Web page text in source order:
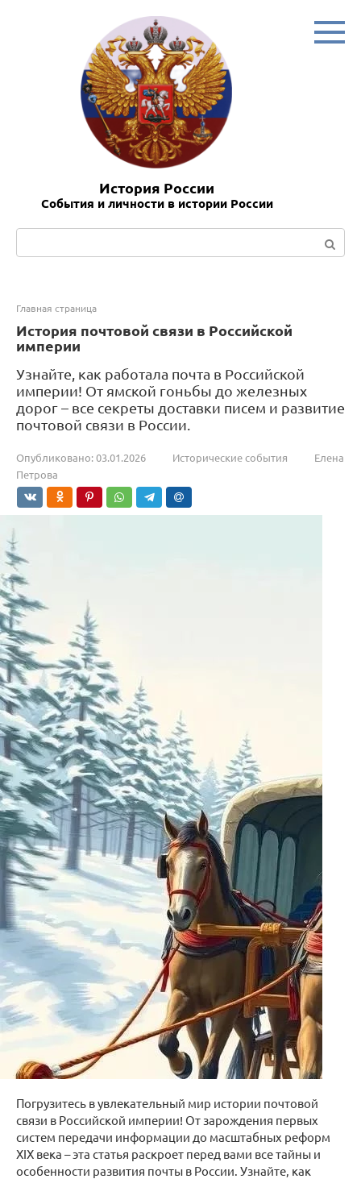
История России
События и личности в истории России
Поиск:
Главная страница
История почтовой связи в Российской
империи
Узнайте, как работала почта в Российской
империи! От ямской гоньбы до железных
дорог – все секреты доставки писем и развитие
почтовой связи в России.
Опубликовано:03.01.2026 Исторические события
Елена
Петрова
Погрузитесь в увлекательный мир истории почтовой
связи в Российской империи! От зарождения первых
систем передачи информации до масштабных реформ
XIX века – эта статья раскроет перед вами все тайны и
особенности развития почты в России. Узнайте, как